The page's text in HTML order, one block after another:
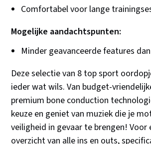
Comfortabel voor lange
Mogelijke aandachtspunten:
Minder geavanceerde features
Deze selectie van 8 top sport
ieder wat wils. Van budget-
premium bone conduction
keuze en geniet van muziek die je
veiligheid in gevaar te brengen! Voor
overzicht van alle ins en outs,